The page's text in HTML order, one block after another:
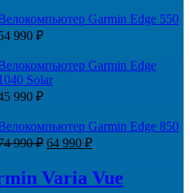
Garmin Edge 550
990 ₽
Garmin Edge
Solar
990 ₽
Garmin Edge 850
990₽ Первоначальная
составляла
74
64 990 ₽Текущая
64
990 ₽.
Varia Vue